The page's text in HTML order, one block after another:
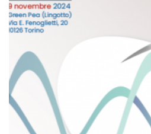
Evento Le
con il
appalti